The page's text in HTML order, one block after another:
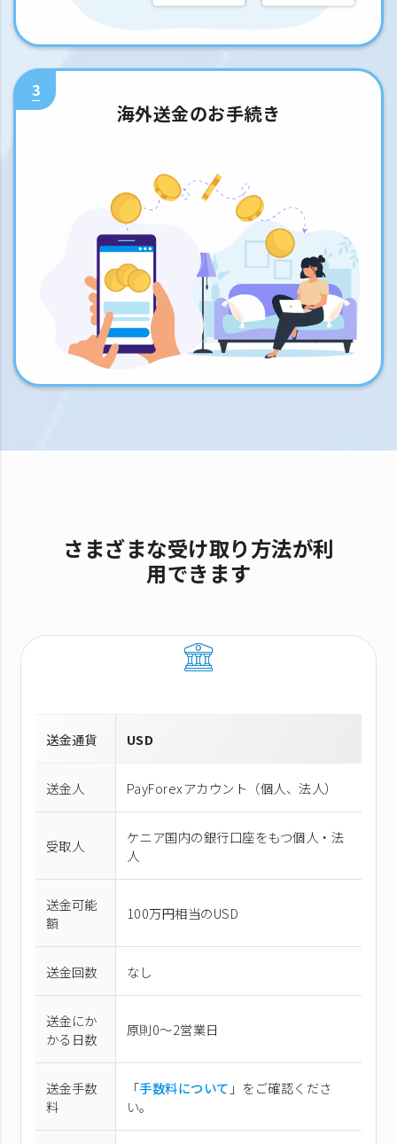
3
海外送金のお手続き
さまざまな受け取り方法が利
用できます
送金通貨 USD
送金人 PayForexアカウント（個⼈、法⼈）
受取人
ケニア国内の銀行口座をもつ個人・法
人
送金可能
額
100万円相当のUSD
送金回数 なし
送金にか
かる日数
原則0〜2営業日
送金手数
料
「手数料について 」をご確認くださ
い。